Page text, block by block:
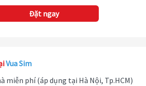
Đặt ngay
Vua Sim
miễn phí (áp dụng tại Hà Nội, Tp.HCM)